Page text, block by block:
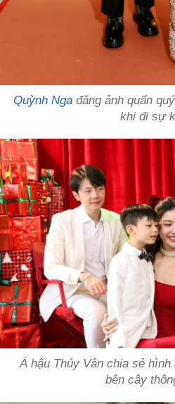
Quỳnh Ngađăng ảnh quấn
khi đi sự
Á hậu Thúy Vân chia sẻ hình
bên cây